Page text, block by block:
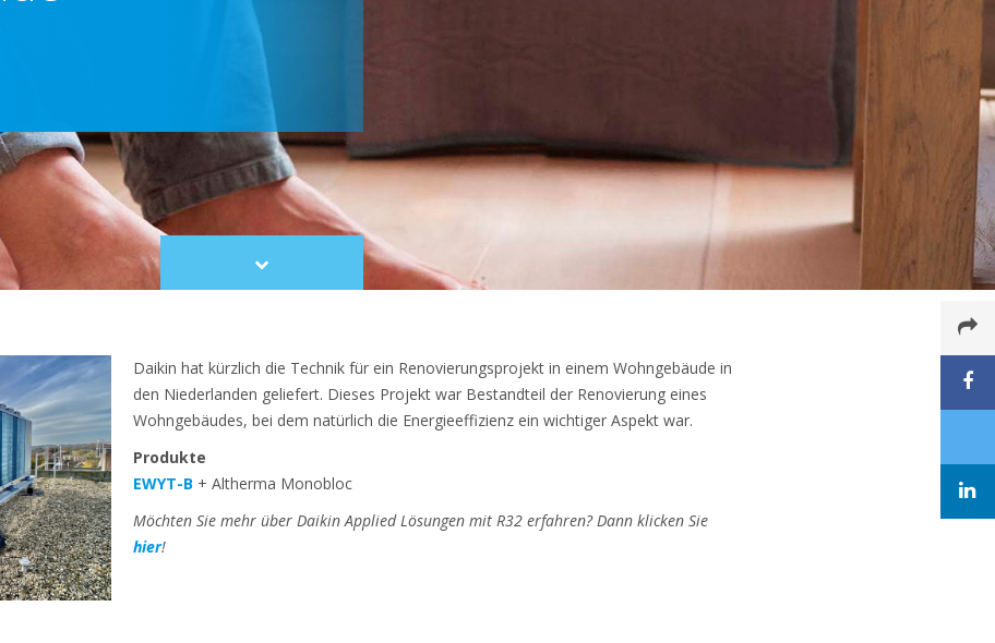
Scroll
to
Daikin hat kürzlich die Technik für ein Renovierungsprojekt in einem Wohngebäude in
den Niederlanden geliefert. Dieses Projekt war Bestandteil der Renovierung eines
Wohngebäudes, bei dem natürlich die Energieeffizienz ein wichtiger Aspekt war.
Produkte
EWYT-B + Altherma Monobloc
Möchten Sie mehr über Daikin Applied Lösungen mit R32 erfahren? Dann klicken Sie
hier!